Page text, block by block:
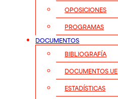
OPOSICIONES
PROGRAMAS
DOCUMENTOS
BIBLIOGRAFÍA
DOCUMENTOS UE
ESTADÍSTICAS